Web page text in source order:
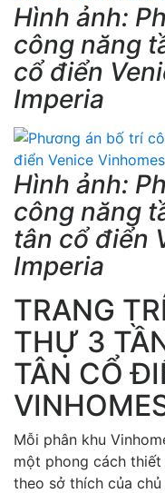
Hình ảnh:
công năng
cổ điển
Imperia
Hình ảnh:
công năng
tân cổ điển
Imperia
TRANG
THỰ 3
TÂN CỔ
Mỗi phân khu
một phong cách
theo sở thích của